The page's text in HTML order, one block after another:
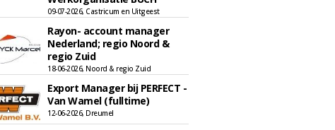
09-07-2026, Castricum en Uitgeest
Rayon- account manager
Nederland; regio Noord &
regio Zuid
18-06-2026, Noord & regio Zuid
Export Manager bij PERFECT -
Van Wamel (fulltime)
12-06-2026, Dreumel